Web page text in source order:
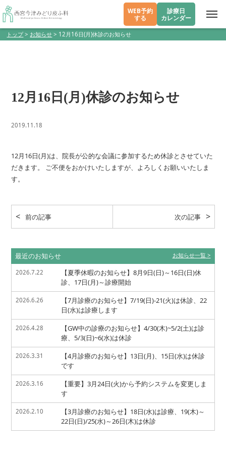
WEB予約
する
診療日
カレンダー
トップ> お知らせ > 12月16日(月)休診のお知らせ
12月16日(月)休診のお知らせ
2019.11.18
12月16日(月)は、院長が公的な会議に参加するため休診とさせていた
だきます。 ご不便をおかけいたしますが、よろしくお願いいたしま
す。
前の記事 次の記事
最近のお知らせ お知らせ一覧
2026.7.22
【夏季休暇のお知らせ】8月9日(日)～16日(日)休
診、17日(月)～診療開始
2026.6.26
【7月診療のお知らせ】7/19(日)-21(火)は休診、22
日(水)は診療します
2026.4.28
【GW中の診療のお知らせ】4/30(木)~5/2(土)は診
療、5/3(日)~6(水)は休診
2026.3.31
【4月診療のお知らせ】13日(月)、15日(水)は休診
です
2026.3.16
【重要】3月24日(火)から予約システムを変更しま
す
2026.2.10
【3月診療のお知らせ】18日(水)は診療、19(木)～
22日(日)/25(水)～26日(木)は休診